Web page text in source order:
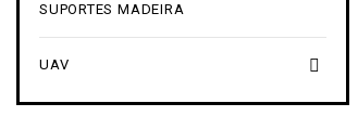
SUPORTES MADEIRA

UAV